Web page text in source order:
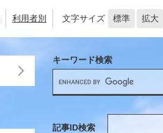
利用者別 文字サイズ 標準 拡大
キーワード検索
記事ID検索